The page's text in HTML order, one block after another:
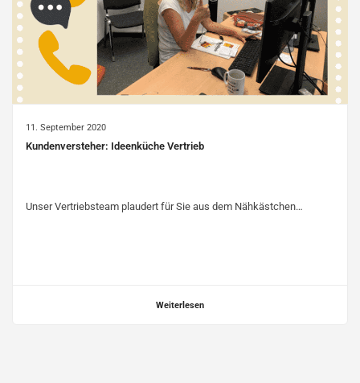
11. September 2020
Kundenversteher: Ideenküche Vertrieb
Unser Vertriebsteam plaudert für Sie aus dem Nähkästchen…
Weiterlesen